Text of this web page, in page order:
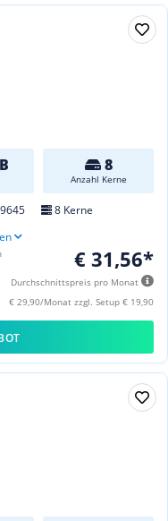
8
Anzahl Kerne
8 Kerne
€ 31,56*
Durchschnittspreis pro Monat
€ 29,90/Monat zzgl. Setup € 19,90